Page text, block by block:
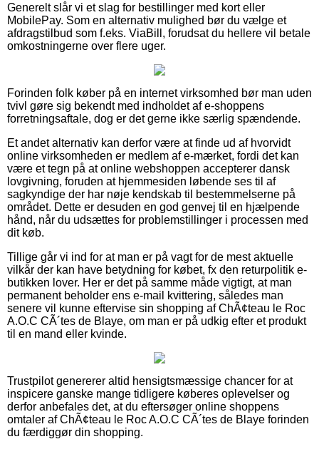
Generelt slår vi et slag for bestillinger med kort eller
MobilePay. Som en alternativ mulighed bør du vælge et
afdragstilbud som f.eks. ViaBill, forudsat du hellere vil betale
omkostningerne over flere uger.
Forinden folk køber på en internet virksomhed bør man uden
tvivl gøre sig bekendt med indholdet af e-shoppens
forretningsaftale, dog er det gerne ikke særlig spændende.
Et andet alternativ kan derfor være at finde ud af hvorvidt
online virksomheden er medlem af e-mærket, fordi det kan
være et tegn på at online webshoppen accepterer dansk
lovgivning, foruden at hjemmesiden løbende ses til af
sagkyndige der har nøje kendskab til bestemmelserne på
området. Dette er desuden en god genvej til en hjælpende
hånd, når du udsættes for problemstillinger i processen med
dit køb.
Tillige går vi ind for at man er på vagt for de mest aktuelle
vilkår der kan have betydning for købet, fx den returpolitik e-
butikken lover. Her er det på samme måde vigtigt, at man
permanent beholder ens e-mail kvittering, således man
senere vil kunne eftervise sin shopping af ChÃ¢teau le Roc
A.O.C CÃ´tes de Blaye, om man er på udkig efter et produkt
til en mand eller kvinde.
Trustpilot genererer altid hensigtsmæssige chancer for at
inspicere ganske mange tidligere køberes oplevelser og
derfor anbefales det, at du eftersøger online shoppens
omtaler af ChÃ¢teau le Roc A.O.C CÃ´tes de Blaye forinden
du færdiggør din shopping.